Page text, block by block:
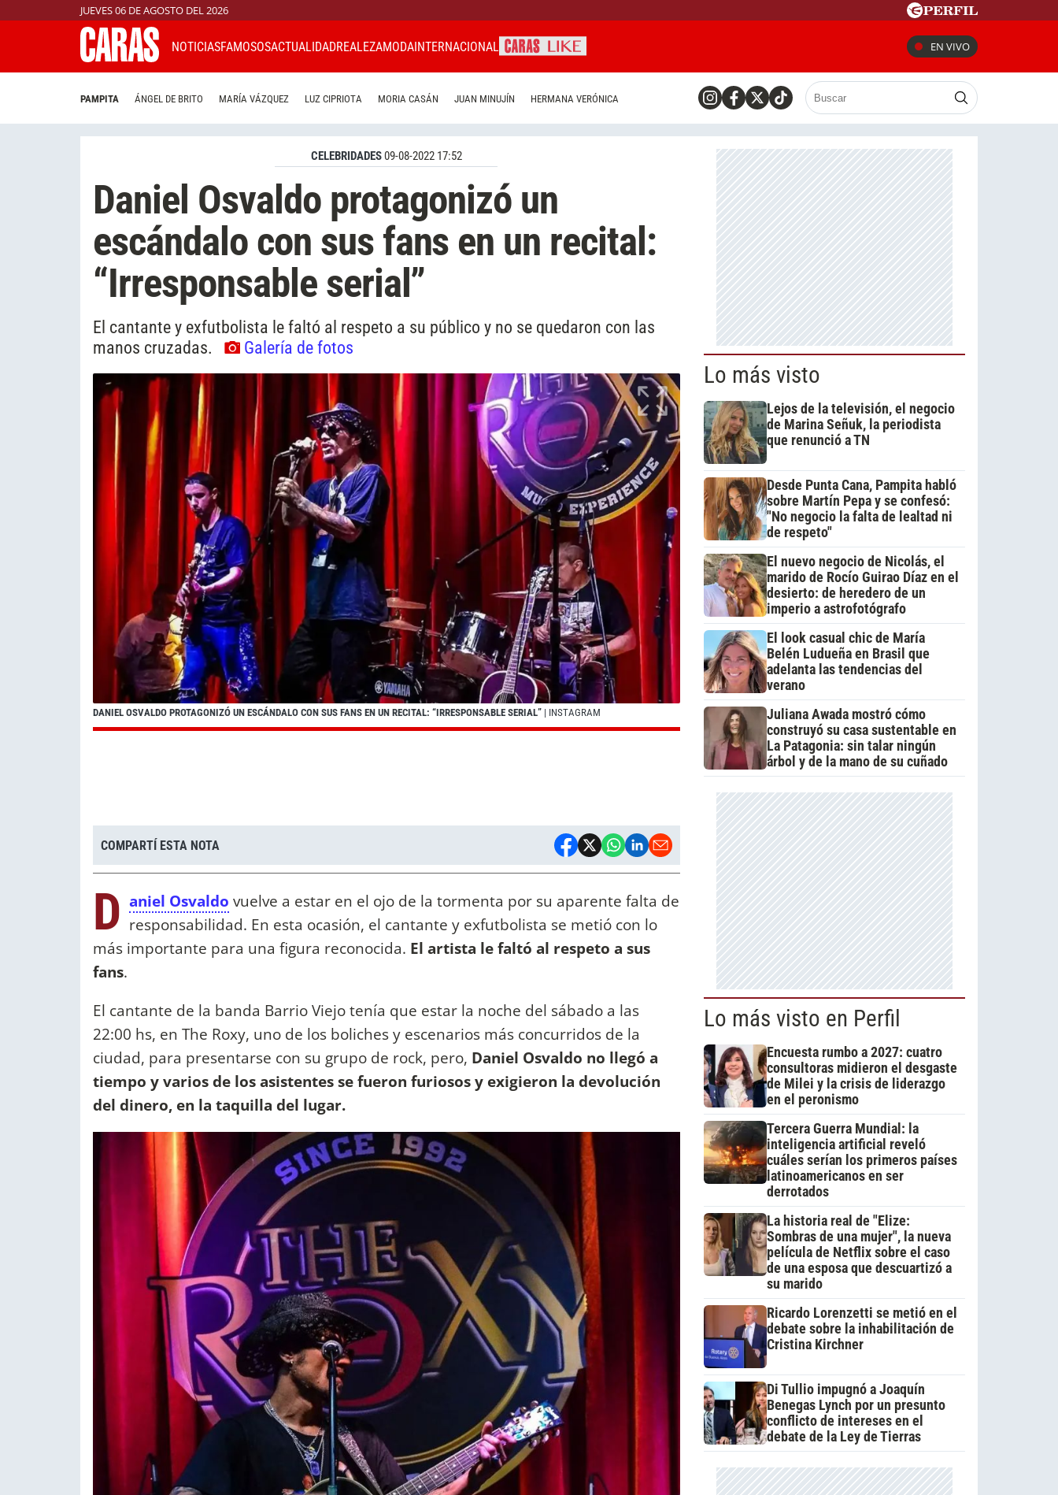
JUEVES 06 DE AGOSTO DEL 2026
NOTICIASFAMOSOSACTUALIDADREALEZAMODAINTERNACIONAL EN VIVO
PAMPITA ÁNGEL DE BRITO MARÍA VÁZQUEZ LUZ CIPRIOTA MORIA CASÁN JUAN MINUJÍN HERMANA VERÓNICA
CELEBRIDADES09-08-2022 17:52
Daniel Osvaldo protagonizó un
escándalo con sus fans en un recital:
“Irresponsable serial”
El cantante y exfutbolista le faltó al respeto a su público y no se quedaron con las
manos cruzadas.
Galería de fotos
DANIEL OSVALDO PROTAGONIZÓ UN ESCÁNDALO CON SUS FANS EN UN RECITAL: “IRRESPONSABLE SERIAL” | INSTAGRAM
COMPARTÍ ESTA NOTA
D aniel Osvaldo vuelve a estar en el ojo de la tormenta por su aparente falta de
responsabilidad. En esta ocasión, el cantante y exfutbolista se metió con lo
más importante para una figura reconocida. El artista le faltó al respeto a sus
fans.
El cantante de la banda Barrio Viejo tenía que estar la noche del sábado a las
22:00 hs, en The Roxy, uno de los boliches y escenarios más concurridos de la
ciudad, para presentarse con su grupo de rock, pero, Daniel Osvaldo no llegó a
tiempo y varios de los asistentes se fueron furiosos y exigieron la devolución
del dinero, en la taquilla del lugar.
Lo más visto
Lejos de la televisión, el negocio
de Marina Señuk, la periodista
que renunció a TN
Desde Punta Cana, Pampita habló
sobre Martín Pepa y se confesó:
"No negocio la falta de lealtad ni
de respeto"
El nuevo negocio de Nicolás, el
marido de Rocío Guirao Díaz en el
desierto: de heredero de un
imperio a astrofotógrafo
El look casual chic de María
Belén Ludueña en Brasil que
adelanta las tendencias del
verano
Juliana Awada mostró cómo
construyó su casa sustentable en
La Patagonia: sin talar ningún
árbol y de la mano de su cuñado
Lo más visto en Perfil
Encuesta rumbo a 2027: cuatro
consultoras midieron el desgaste
de Milei y la crisis de liderazgo
en el peronismo
Tercera Guerra Mundial: la
inteligencia artificial reveló
cuáles serían los primeros países
latinoamericanos en ser
derrotados
La historia real de "Elize:
Sombras de una mujer", la nueva
película de Netflix sobre el caso
de una esposa que descuartizó a
su marido
Ricardo Lorenzetti se metió en el
debate sobre la inhabilitación de
Cristina Kirchner
Di Tullio impugnó a Joaquín
Benegas Lynch por un presunto
conflicto de intereses en el
debate de la Ley de Tierras